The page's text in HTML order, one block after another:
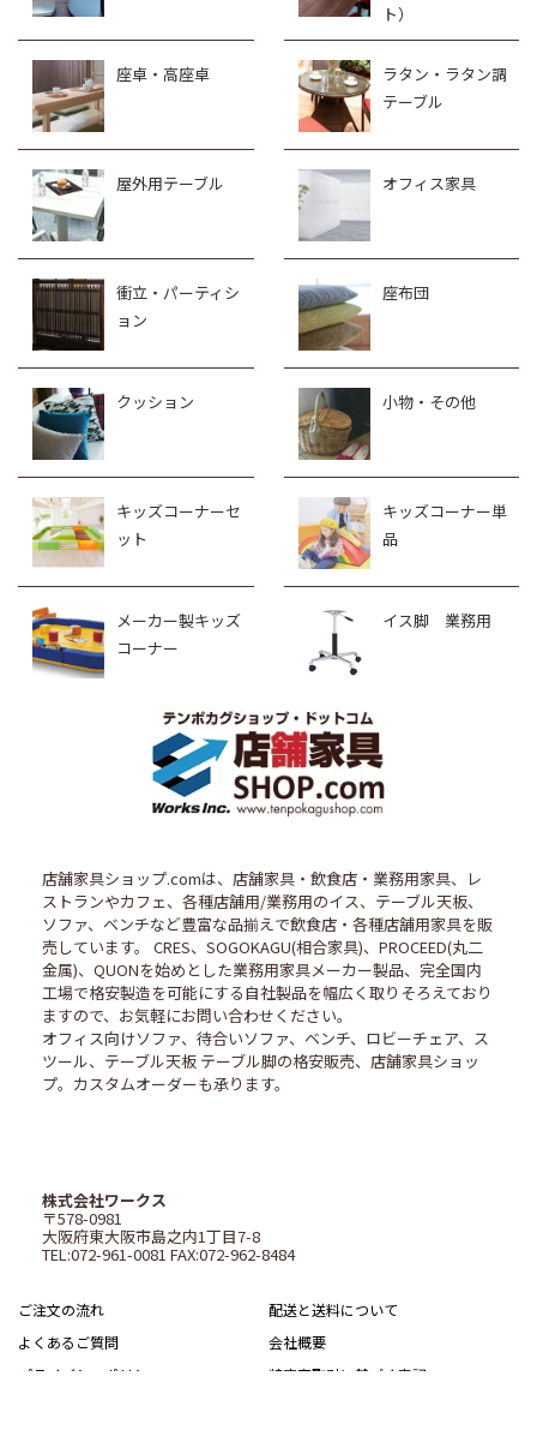
ト）
座卓・高座卓
ラタン・ラタン調
テーブル
屋外用テーブル オフィス家具
衝立・パーティシ
ョン
座布団
クッション 小物・その他
キッズコーナーセ
ット
キッズコーナー単
品
メーカー製キッズ
コーナー
イス脚 業務用
店舗家具ショップ.comは、店舗家具・飲食店・業務用家具、レ
ストランやカフェ、各種店舗用/業務用のイス、テーブル天板、
ソファ、ベンチなど豊富な品揃えで飲食店・各種店舗用家具を販
売しています。 CRES、SOGOKAGU(相合家具)、PROCEED(丸二
金属)、QUONを始めとした業務用家具メーカー製品、完全国内
工場で格安製造を可能にする自社製品を幅広く取りそろえており
ますので、お気軽にお問い合わせください。
オフィス向けソファ、待合いソファ、ベンチ、ロビーチェア、ス
ツール、テーブル天板 テーブル脚の格安販売、店舗家具ショッ
プ。カスタムオーダーも承ります。
株式会社ワークス
〒578-0981
大阪府東大阪市島之内1丁目7-8
TEL:072-961-0081 FAX:072-962-8484
ご注文の流れ
配送と送料について
よくあるご質問
会社概要
プライバシーポリシー
特定商取引に基づく表記